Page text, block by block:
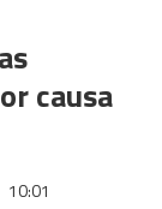
causa
10:01